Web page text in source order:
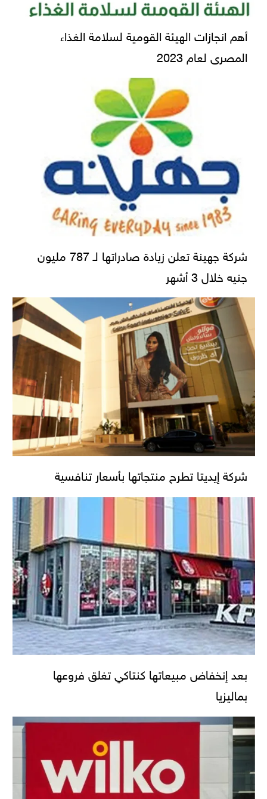
أهم انجازات الهيئة القومية لسلامة الغذاء
المصرى لعام 2023
شركة جهينة تعلن زيادة صادراتها لـ 787 مليون
جنيه خلال 3 أشهر
شركة إيديتا تطرح منتجاتها بأسعار تنافسية
بعد إنخفاض مبيعاتها كنتاكي تغلق فروعها
بماليزيا